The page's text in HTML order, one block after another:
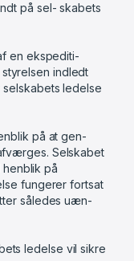
på sel- skabets
en ekspediti-
indledt
ledelse
på at gen-
Selskabet
på
fungerer fortsat
således uæn-
ledelse vil sikre